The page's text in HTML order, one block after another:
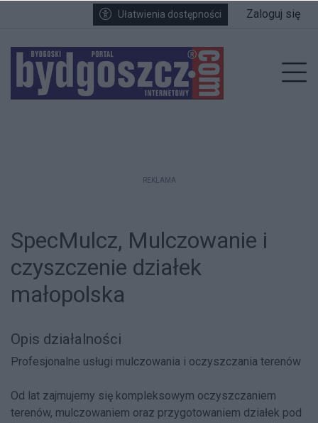
Przejdź do głównych treści
Przejdź do wyszukiwarki
Przejdź do głównego menuUłatwienia dostępności Zaloguj się
REKLAMA
SpecMulcz, Mulczowanie i
czyszczenie działek
małopolska
Opis działalności
Profesjonalne usługi mulczowania i oczyszczania terenów
Od lat zajmujemy się kompleksowym oczyszczaniem
terenów, mulczowaniem oraz przygotowaniem działek pod